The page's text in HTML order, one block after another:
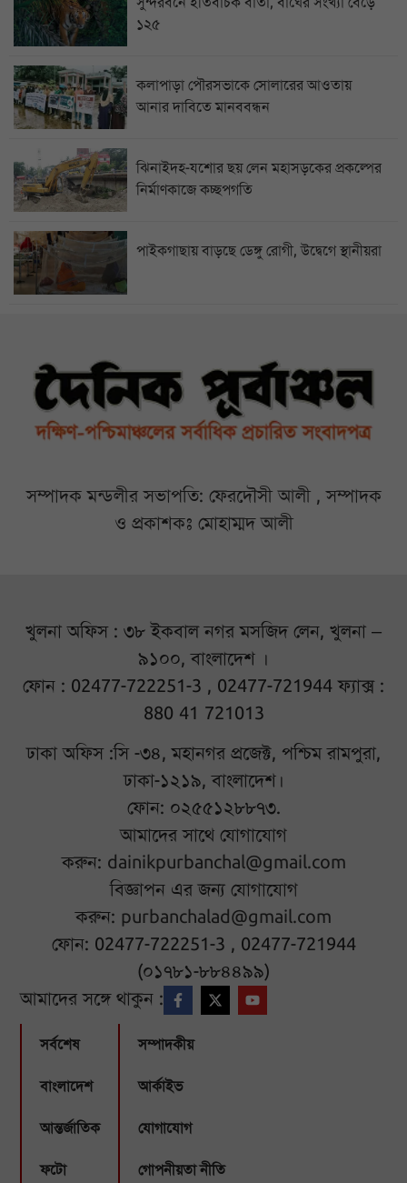
১২৫
কলাপাড়া পৌরসভাকে সোলারের আওতায়
আনার দাবিতে মানববন্ধন
ঝিনাইদহ-যশোর ছয় লেন মহাসড়কের প্রকল্পের
নির্মাণকাজে কচ্ছপগতি
পাইকগাছায় বাড়ছে ডেঙ্গু রোগী, উদ্বেগে স্থানীয়রা
সম্পাদক মন্ডলীর সভাপতি: ফেরদৌসী আলী , সম্পাদক
ও প্রকাশকঃ মোহাম্মদ আলী
খুলনা অফিস : ৩৮ ইকবাল নগর মসজিদ লেন, খুলনা –
৯১০০, বাংলাদেশ ।
ফোন : 02477-722251-3 , 02477-721944 ফ্যাক্স :
880 41 721013
ঢাকা অফিস :সি -৩৪, মহানগর প্রজেক্ট, পশ্চিম রামপুরা,
ঢাকা-১২১৯, বাংলাদেশ।
ফোন: ০২৫৫১২৮৮৭৩.
আমাদের সাথে যোগাযোগ
করুন: dainikpurbanchal@gmail.com
বিজ্ঞাপন এর জন্য যোগাযোগ
করুন: purbanchalad@gmail.com
ফোন: 02477-722251-3 , 02477-721944
(০১৭৮১-৮৮৪৪৯৯)
আমাদের সঙ্গে থাকুন :
সর্বশেষ
বাংলাদেশ
আন্তর্জাতিক
ফটো
সম্পাদকীয়
আর্কাইভ
যোগাযোগ
গোপনীয়তা নীতি